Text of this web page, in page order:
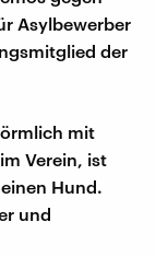
Asylbewerber
der
mit
Verein, ist
Hund.
und